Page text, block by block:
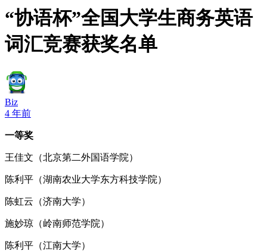
“协语杯”全国大学生商务英语
词汇竞赛获奖名单
Biz
4 年前
一等奖
王佳文（北京第二外国语学院）
陈利平（湖南农业大学东方科技学院）
陈虹云（济南大学）
施妙琼（岭南师范学院）
陈利平（江南大学）